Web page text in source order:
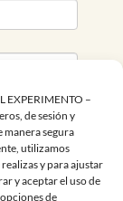
EXPERIMENTO –
de sesión y
manera segura
utilizamos
y para ajustar
y aceptar el uso de
de